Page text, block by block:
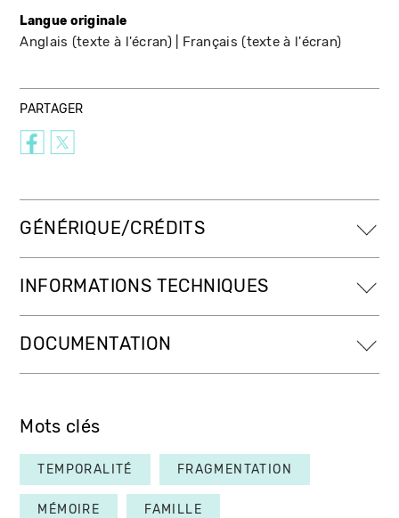
Langue originale
Anglais (texte à l'écran) Français (texte à l'écran)
PARTAGER
GÉNÉRIQUE/CRÉDITS
INFORMATIONS TECHNIQUES
DOCUMENTATION
Mots clés
TEMPORALITÉ FRAGMENTATION
MÉMOIRE FAMILLE